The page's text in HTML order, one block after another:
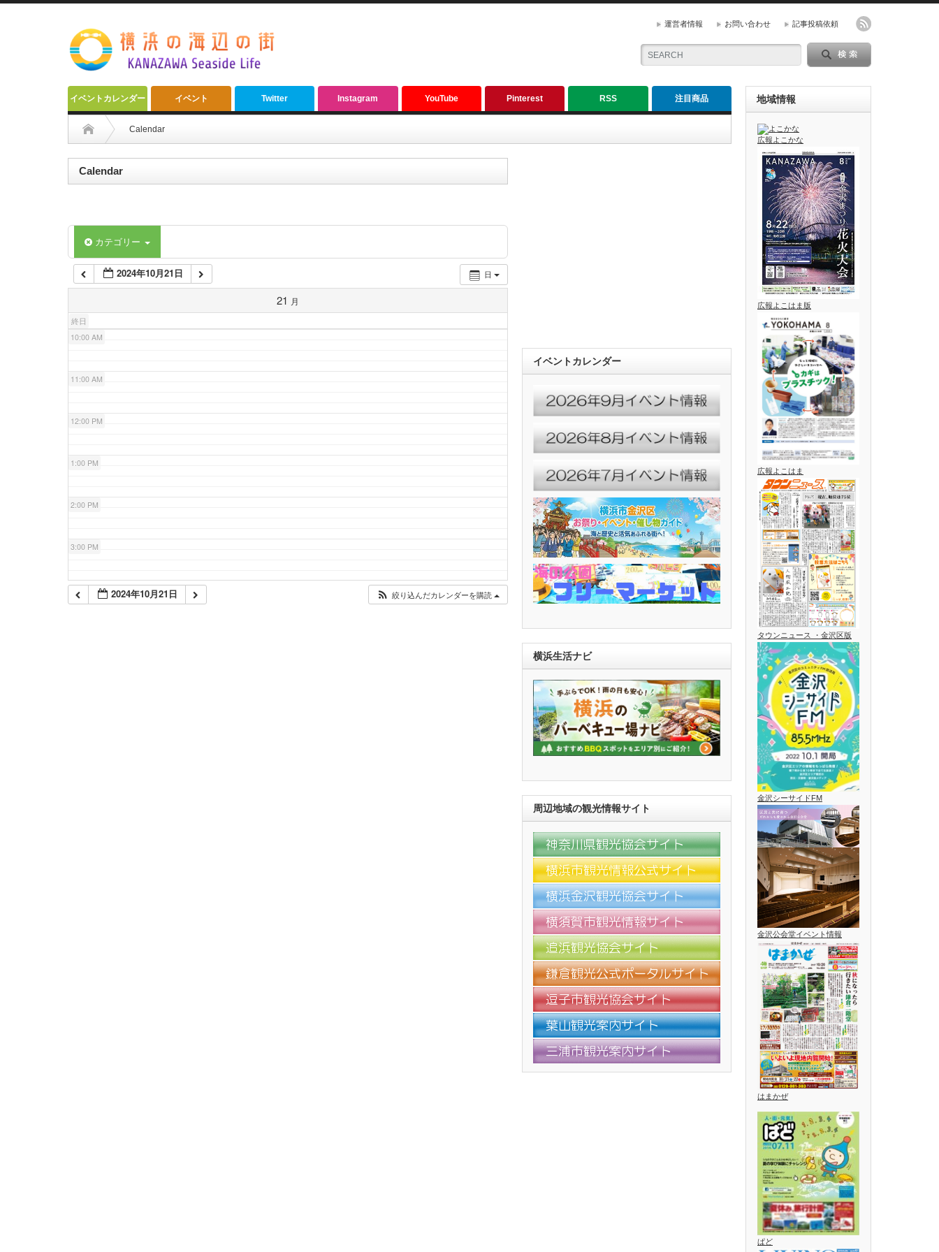
運営者情報 お問い合わせ 記事投稿依頼
イベントカレンダー イベント Twitter Instagram YouTube Pinterest RSS 注目商品
Calendar
Calendar
カテゴリー
日
2024年10月21日
21 月
終日
3:00 AM
4:00 AM
5:00 AM
6:00 AM
10:00 AM
11:00 AM
12:00 PM
1:00 PM
2:00 PM
3:00 PM
4:00 PM 2024年10月21日 絞り込んだカレンダーを購読
イベントカレンダー
横浜生活ナビ
周辺地域の観光情報サイト
地域情報
広報よこかな
広報よこはま版
広報よこはま
タウンニュース ・金沢区版
金沢シーサイドFM
金沢公会堂イベント情報
はまかぜ
ぱど